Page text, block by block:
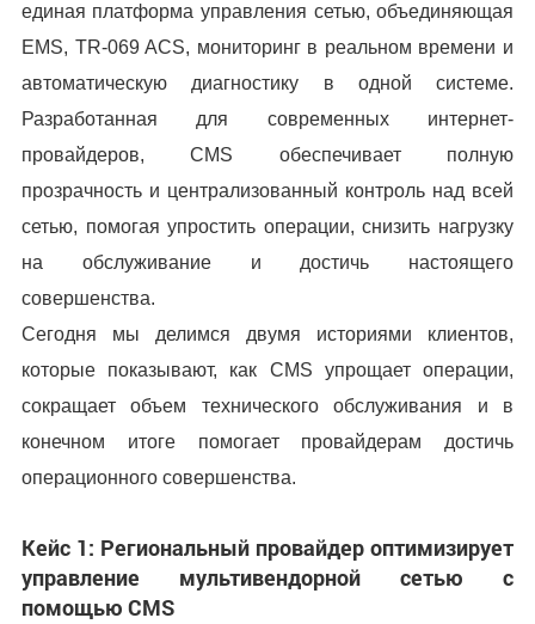
единая платформа управления сетью, объединяющая
EMS, TR-069 ACS, мониторинг в реальном времени и
автоматическую диагностику в одной системе.
Разработанная для современных интернет-
провайдеров, CMS обеспечивает полную
прозрачность и централизованный контроль над всей
сетью, помогая упростить операции, снизить нагрузку
на обслуживание и достичь настоящего
совершенства.
Сегодня мы делимся двумя историями клиентов,
которые показывают, как CMS упрощает операции,
сокращает объем технического обслуживания и в
конечном итоге помогает провайдерам достичь
операционного совершенства.
Кейс 1: Региональный провайдер оптимизирует
управление мультивендорной сетью с
помощью CMS